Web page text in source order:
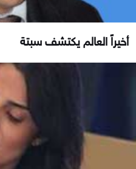
أخيراً العالم يكتشف سبتة